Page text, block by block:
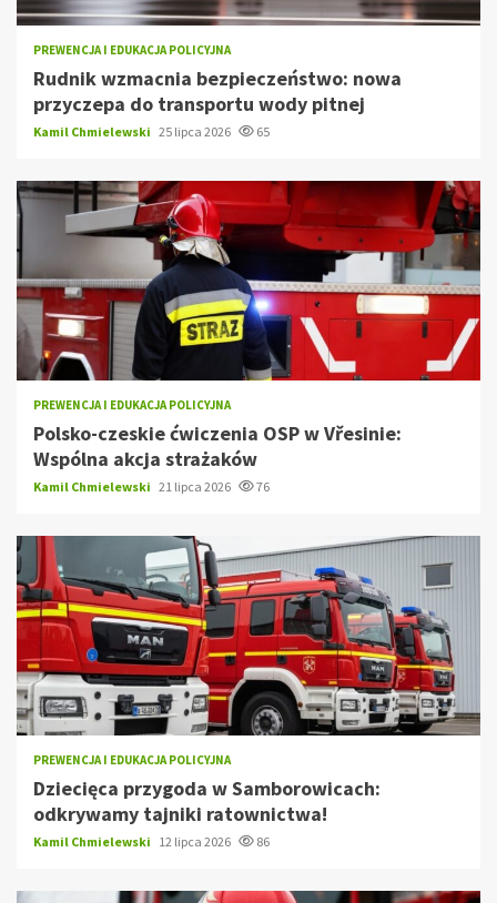
PREWENCJA I EDUKACJA POLICYJNA
Rudnik wzmacnia bezpieczeństwo: nowa
przyczepa do transportu wody pitnej
Kamil Chmielewski 25 lipca 2026 65
PREWENCJA I EDUKACJA POLICYJNA
Polsko-czeskie ćwiczenia OSP w Vřesinie:
Wspólna akcja strażaków
Kamil Chmielewski 21 lipca 2026 76
PREWENCJA I EDUKACJA POLICYJNA
Dziecięca przygoda w Samborowicach:
odkrywamy tajniki ratownictwa!
Kamil Chmielewski 12 lipca 2026 86